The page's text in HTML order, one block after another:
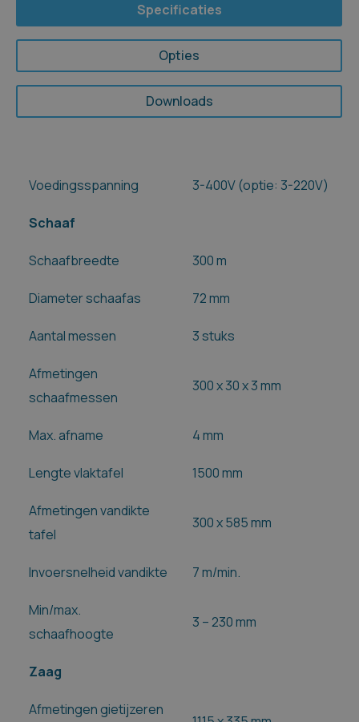
Specificaties
Opties
Downloads
Voedingsspanning 3-400V (optie: 3-220V)
Schaaf
Schaafbreedte 300 m
Diameter schaafas 72 mm
Aantal messen 3 stuks
Afmetingen
schaafmessen
300 x 30 x 3 mm
Max. afname 4 mm
Lengte vlaktafel 1500 mm
Afmetingen vandikte
tafel
300 x 585 mm
Invoersnelheid vandikte 7 m/min.
Min/max.
schaafhoogte
3 – 230 mm
Zaag
Afmetingen gietijzeren